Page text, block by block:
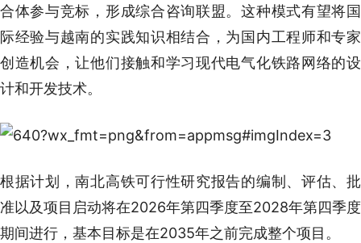
合体参与竞标，形成综合咨询联盟。这种模式有望将国
际经验与越南的实践知识相结合，为国内工程师和专家
创造机会，让他们接触和学习现代电气化铁路网络的设
计和开发技术。
根据计划，南北高铁可行性研究报告的编制、评估、批
准以及项目启动将在2026年第四季度至2028年第四季度
期间进行，基本目标是在2035年之前完成整个项目。